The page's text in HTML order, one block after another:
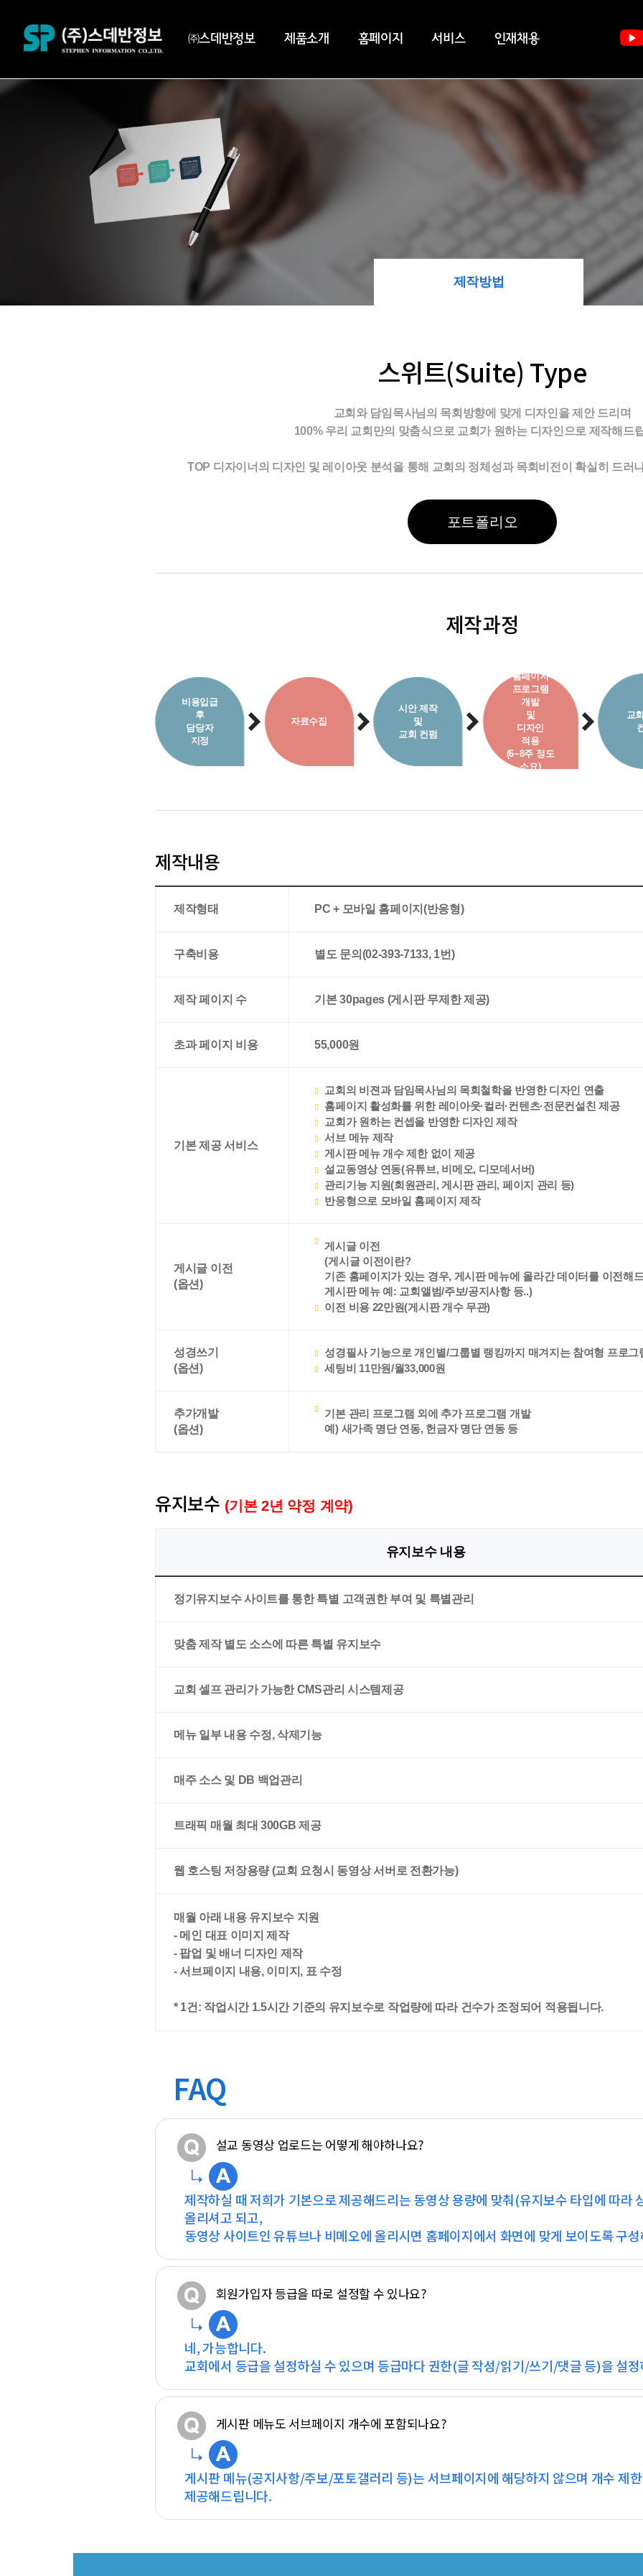
㈜스데반정보 제품소개 홈페이지 서비스 인재채용
제작방법
스위트(Suite) Type
교회와 담임목사님의 목회방향에 맞게 디자인을 제안 드리며
100% 우리 교회만의 맞춤식으로 교회가 원하는 디자인으로 제작해드
TOP 디자이너의 디자인 및 레이아웃 분석을 통해 교회의 정체성과 목회비전이 확실히 드러
포트폴리오
제작과정
비용입급
후
담당자
지정
자료수집
시안 제작
및
교회 컨펌
홈페이지
프로그램
개발
및
디자인
적용
(6~8주 정도
소요)
교
제작내용
제작형태 PC + 모바일 홈페이지(반응형)
구축비용 별도 문의(02-393-7133, 1번)
제작 페이지 수 기본 30pages (게시판 무제한 제공)
초과 페이지 비용 55,000원
기본 제공 서비스
교회의 비젼과 담임목사님의 목회철학을 반영한 디자인 연출
홈페이지 활성화를 위한 레이아웃·컬러·컨텐츠·전문컨설친 제공
교회가 원하는 컨셉을 반영한 디자인 제작
서브 메뉴 제작
게시판 메뉴 개수 제한 없이 제공
설교동영상 연동(유튜브, 비메오, 디모데서버)
관리기능 지원(회원관리, 게시판 관리, 페이지 관리 등)
반응형으로 모바일 홈페이지 제작
게시글 이전
(옵션)
게시글 이전
(게시글 이전이란?
기존 홈페이지가 있는 경우, 게시판 메뉴에 올라간 데이터를 이전해
게시판 메뉴 예: 교회앨범/주보/공지사항 등..)
이전 비용 22만원(게시판 개수 무관)
성경쓰기
(옵션)
성경필사 기능으로 개인별/그룹별 랭킹까지 매겨지는 참여형 프로그
세팅비 11만원/월33,000원
추가개발
(옵션)
기본 관리 프로그램 외에 추가 프로그램 개발
예) 새가족 명단 연동, 헌금자 명단 연동 등
유지보수 (기본 2년 약정 계약)
유지보수 내용
정기유지보수 사이트를 통한 특별 고객권한 부여 및 특별관리
맞춤 제작 별도 소스에 따른 특별 유지보수
교회 셀프 관리가 가능한 CMS관리 시스템제공
메뉴 일부 내용 수정, 삭제기능
매주 소스 및 DB 백업관리
트래픽 매월 최대 300GB 제공
웹 호스팅 저장용량 (교회 요청시 동영상 서버로 전환가능)
매월 아래 내용 유지보수 지원
- 메인 대표 이미지 제작
- 팝업 및 배너 디자인 제작
- 서브페이지 내용, 이미지, 표 수정
* 1건: 작업시간 1.5시간 기준의 유지보수로 작업량에 따라 건수가 조정되어 적용됩니다.
FAQ
설교 동영상 업로드는 어떻게 해야하나요?
제작하실 때 저희가 기본으로 제공해드리는 동영상 용량에 맞춰(유지보수 타입에 따라
올리셔고 되고,
동영상 사이트인 유튜브나 비메오에 올리시면 홈페이지에서 화면에 맞게 보이도록 구
회원가입자 등급을 따로 설정할 수 있나요?
네, 가능합니다.
교회에서 등급을 설정하실 수 있으며 등급마다 권한(글 작성/읽기/쓰기/댓글 등)을 설
게시판 메뉴도 서브페이지 개수에 포함되나요?
게시판 메뉴(공지사항/주보/포토갤러리 등)는 서브페이지에 해당하지 않으며 개수 제
제공해드립니다.